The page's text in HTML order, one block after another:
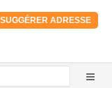
SUGGÉRER ADRESSE